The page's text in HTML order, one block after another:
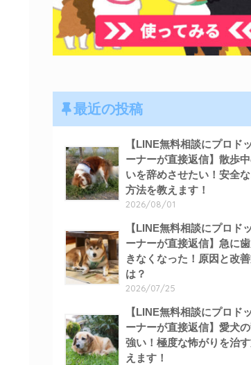
最近の投稿
【LINE無料相談にプロド
ーナーが直接返信】散歩
いを辞めさせたい！安全
方法を教えます！
2026/08/01
【LINE無料相談にプロド
ーナーが直接返信】急に
きなくなった！原因と改
は？
2026/07/25
【LINE無料相談にプロド
ーナーが直接返信】愛犬
強い！極度な怖がりを治
えます！